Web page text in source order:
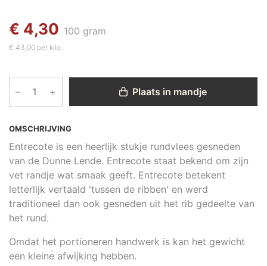
OMSCHRIJVING
Entrecote is een heerlijk stukje rundvlees gesneden
van de Dunne Lende. Entrecote staat bekend om zijn
vet randje wat smaak geeft. Entrecote betekent
letterlijk vertaald 'tussen de ribben' en werd
traditioneel dan ook gesneden uit het rib gedeelte van
het rund.
Omdat het portioneren handwerk is kan het gewicht
een kleine afwijking hebben.
€ 4,30 100 gram
€ 43,00 per kilo
– + Plaats in mandje